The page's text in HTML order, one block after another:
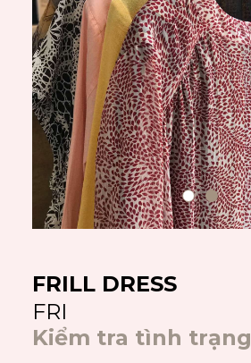
FRILL DRESS
FRI
Kiểm tra tình trạng